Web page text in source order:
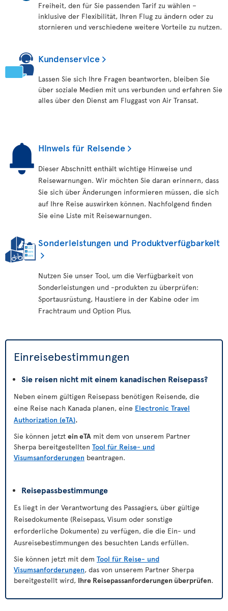
Freiheit, den für Sie passenden Tarif zu wählen –
inklusive der Flexibilität, Ihren Flug zu ändern oder zu
stornieren und verschiedene weitere Vorteile zu nutzen.
Kundenservice
Lassen Sie sich Ihre Fragen beantworten, bleiben Sie
über soziale Medien mit uns verbunden und erfahren Sie
alles über den Dienst am Fluggast von Air Transat.
Hinweis für Reisende
Dieser Abschnitt enthält wichtige Hinweise und
Reisewarnungen. Wir möchten Sie daran erinnern, dass
Sie sich über Änderungen informieren müssen, die sich
auf Ihre Reise auswirken können. Nachfolgend finden
Sie eine Liste mit Reisewarnungen.
Sonderleistungen und Produktverfügbarkeit
Nutzen Sie unser Tool, um die Verfügbarkeit von
Sonderleistungen und -produkten zu überprüfen:
Sportausrüstung, Haustiere in der Kabine oder im
Frachtraum und Option Plus.
Einreisebestimmungen
Sie reisen nicht mit einem kanadischen Reisepass?
Neben einem gültigen Reisepass benötigen Reisende, die
eine Reise nach Kanada planen, eine Electronic Travel
Authorization (eTA).
Sie können jetzt ein eTA mit dem von unserem Partner
Sherpa bereitgestellten Tool für Reise- und
Visumsanforderungen beantragen.
Reisepassbestimmunge
Es liegt in der Verantwortung des Passagiers, über gültige
Reisedokumente (Reisepass, Visum oder sonstige
erforderliche Dokumente) zu verfügen, die die Ein- und
Ausreisebestimmungen des besuchten Lands erfüllen.
Sie können jetzt mit dem Tool für Reise- und
Visumsanforderungen, das von unserem Partner Sherpa
bereitgestellt wird, Ihre Reisepassanforderungen überprüfen.